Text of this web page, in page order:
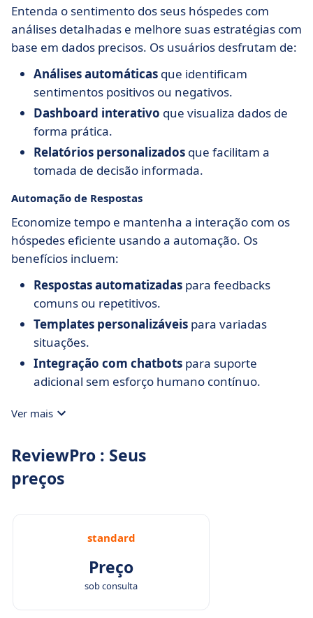
Entenda o sentimento dos seus hóspedes com
análises detalhadas e melhore suas estratégias com
base em dados precisos. Os usuários desfrutam de:
Análises automáticas que identificam
sentimentos positivos ou negativos.
Dashboard interativo que visualiza dados de
forma prática.
Relatórios personalizados que facilitam a
tomada de decisão informada.
Automação de Respostas
Economize tempo e mantenha a interação com os
hóspedes eficiente usando a automação. Os
benefícios incluem:
Respostas automatizadas para feedbacks
comuns ou repetitivos.
Templates personalizáveis para variadas
situações.
Integração com chatbots para suporte
adicional sem esforço humano contínuo.
Ver mais
ReviewPro : Seus
preços
standard
Preço
sob consulta